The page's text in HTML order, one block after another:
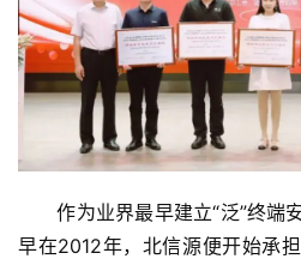
作为业界最早建立“泛”终端安
早在2012年，北信源便开始承